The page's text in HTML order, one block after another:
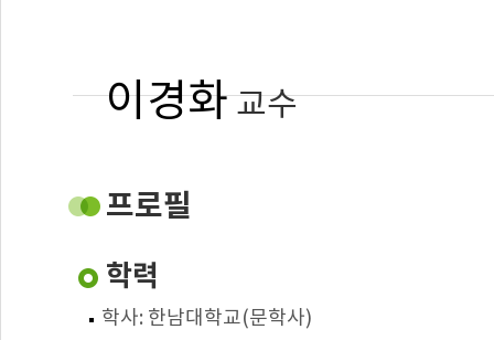
이경화교수
전공: 사회복지실천, 사례관리
담당교과 : 사회복지현장실습
프로필
학력
학사: 한남대학교(문학사)